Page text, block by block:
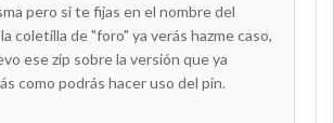
pero si te fijas en el nombre del
coletilla de "foro" ya verás hazme caso,
ese zip sobre la versión que ya
como podrás hacer uso del pin.